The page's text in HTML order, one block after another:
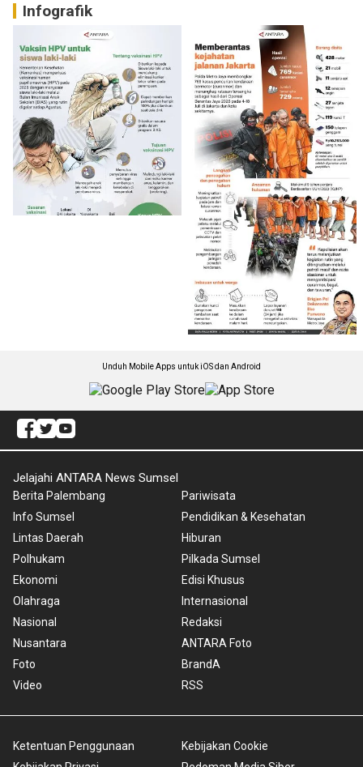
Infografik
Unduh Mobile Apps untuk iOS dan Android
Jelajahi ANTARA News Sumsel
Berita Palembang
Info Sumsel
Lintas Daerah
Polhukam
Ekonomi
Olahraga
Nasional
Nusantara
Foto
Video
Pariwisata
Pendidikan & Kesehatan
Hiburan
Pilkada Sumsel
Edisi Khusus
Internasional
Redaksi
ANTARA Foto
BrandA
RSS
Ketentuan Penggunaan
Kebijakan Cookie